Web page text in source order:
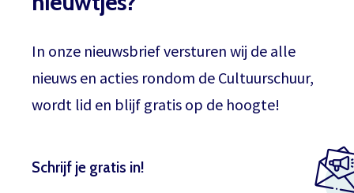
In onze nieuwsbrief versturen wij de alle
nieuws en acties rondom de Cultuurschuur,
wordt lid en blijf gratis op de hoogte!
Schrijf je gratis in!